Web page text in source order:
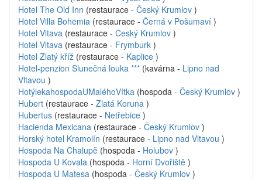
Hotel The Old Inn (restaurace - Český Krumlov )
Hotel Villa Bohemia (restaurace - Černá v Pošumaví )
Hotel Vltava (restaurace - Český Krumlov )
Hotel Vltava (restaurace - Frymburk )
Hotel Zlatý kříž (restaurace - Kaplice )
Hotel-penzion Slunečná louka *** (kavárna - Lipno nad
Vltavou )
HotýlekahospodaUMaléhoVítka (hospoda - Český Krumlov )
Hubert (restaurace - Zlatá Koruna )
Hubertus (restaurace - Netřebice )
Hacienda Mexicana (restaurace - Český Krumlov )
Horský hotel Kramolín (restaurace - Lipno nad Vltavou )
Hospoda Na Chalupě (hospoda - Holubov )
Hospoda U Kovala (hospoda - Horní Dvořiště )
Hospoda U Matesa (hospoda - Český Krumlov )